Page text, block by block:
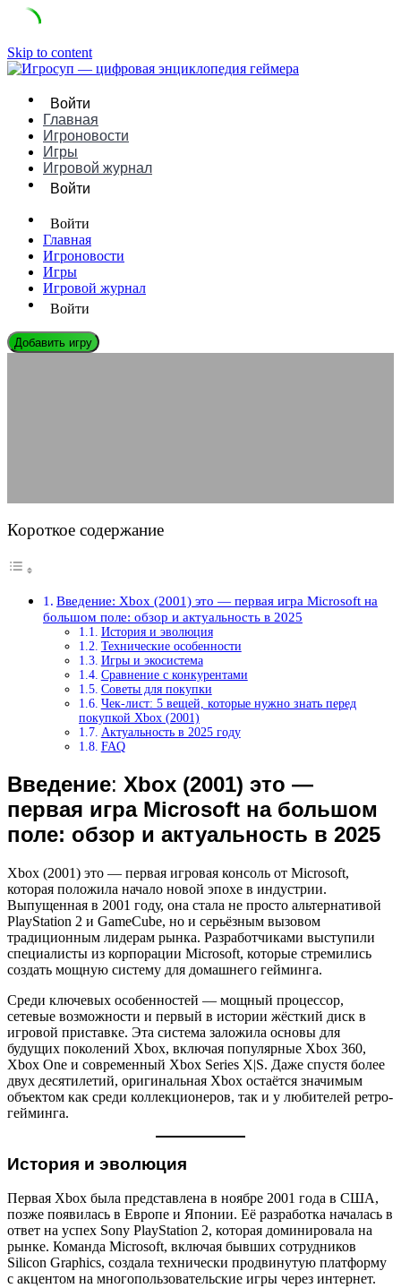
Skip to content
Войти
Главная
Игроновости
Игры
Игровой журнал
Войти
Войти
Главная
Игроновости
Игры
Игровой журнал
Войти
Добавить игру
Короткое содержание
Введение: Xbox (2001) это — первая игра Microsoft на
большом поле: обзор и актуальность в 2025
История и эволюция
Технические особенности
Игры и экосистема
Сравнение с конкурентами
Советы для покупки
Чек-лист: 5 вещей, которые нужно знать перед
покупкой Xbox (2001)
Актуальность в 2025 году
FAQ
Введение: Xbox (2001) это —
первая игра Microsoft на большом
поле: обзор и актуальность в 2025
Xbox (2001) это — первая игровая консоль от Microsoft,
которая положила начало новой эпохе в индустрии.
Выпущенная в 2001 году, она стала не просто альтернативой
PlayStation 2 и GameCube, но и серьёзным вызовом
традиционным лидерам рынка. Разработчиками выступили
специалисты из корпорации Microsoft, которые стремились
создать мощную систему для домашнего гейминга.
Среди ключевых особенностей — мощный процессор,
сетевые возможности и первый в истории жёсткий диск в
игровой приставке. Эта система заложила основы для
будущих поколений Xbox, включая популярные Xbox 360,
Xbox One и современный Xbox Series X|S. Даже спустя более
двух десятилетий, оригинальная Xbox остаётся значимым
объектом как среди коллекционеров, так и у любителей ретро-
гейминга.
История и эволюция
Первая Xbox была представлена в ноябре 2001 года в США,
позже появилась в Европе и Японии. Её разработка началась в
ответ на успех Sony PlayStation 2, которая доминировала на
рынке. Команда Microsoft, включая бывших сотрудников
Silicon Graphics, создала технически продвинутую платформу
с акцентом на многопользовательские игры через интернет.